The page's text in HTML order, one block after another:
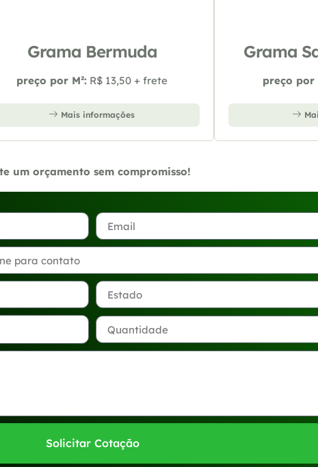
Grama Bermuda
preço por M²: R$ 13,50 + frete
Mais informações
Grama
preço por
um orçamento sem compromisso!
Solicitar Cotação